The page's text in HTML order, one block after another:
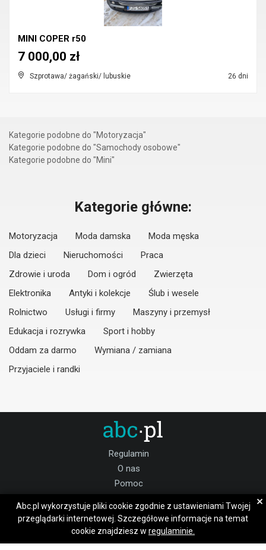
MINI COPER r50
Szprotawa/ żagański/ lubuskie 26 dni
7 000,00 zł
Kategorie podobne do "Motoryzacja"
Kategorie podobne do "Samochody osobowe"
Kategorie podobne do "Mini"
Kategorie główne:
Motoryzacja Moda damska
Moda męska
Dla dzieci
Nieruchomości
Praca
Zdrowie i uroda
Dom i ogród
Zwierzęta
Elektronika
Antyki i kolekcje
Ślub i wesele
Rolnictwo
Usługi i firmy
Maszyny i przemysł
Edukacja i rozrywka
Sport i hobby
Oddam za darmo
Wymiana / zamiana
Przyjaciele i randki
Regulamin
O nas
Pomoc
Praca żagański
Dołącz do nas:
Abc.pl wykorzystuje pliki cookie zgodnie z ustawieniami Twojej
przeglądarki internetowej. Szczegółowe informacje na temat
cookie znajdziesz w regulaminie.
×